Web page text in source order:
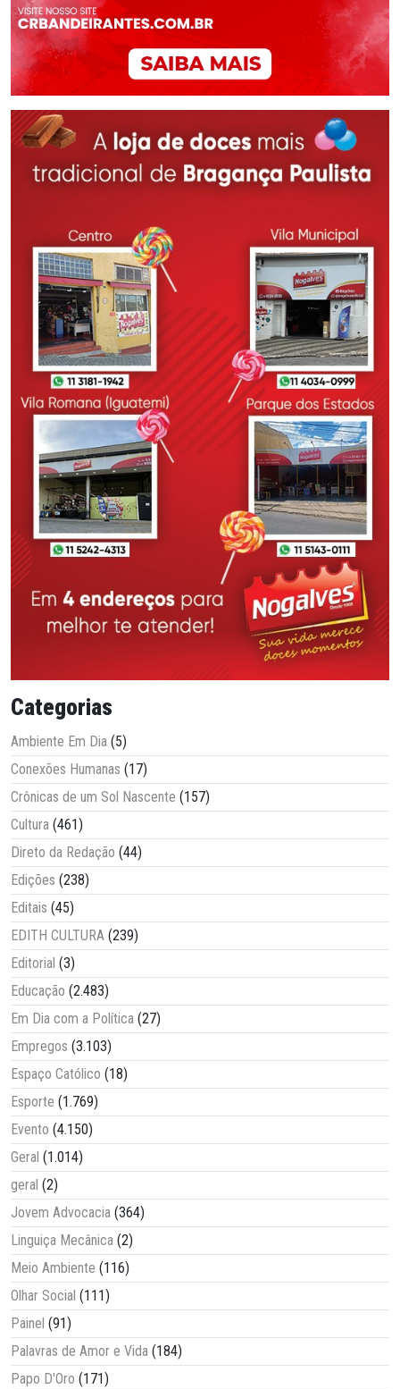
Categorias
Ambiente Em Dia (5)
Conexões Humanas (17)
Crônicas de um Sol Nascente (157)
Cultura (461)
Direto da Redação (44)
Edições (238)
Editais (45)
EDITH CULTURA (239)
Editorial (3)
Educação (2.483)
Em Dia com a Política (27)
Empregos (3.103)
Espaço Católico (18)
Esporte (1.769)
Evento (4.150)
Geral (1.014)
geral (2)
Jovem Advocacia (364)
Linguiça Mecânica (2)
Meio Ambiente (116)
Olhar Social (111)
Painel (91)
Palavras de Amor e Vida (184)
Papo D'Oro (171)